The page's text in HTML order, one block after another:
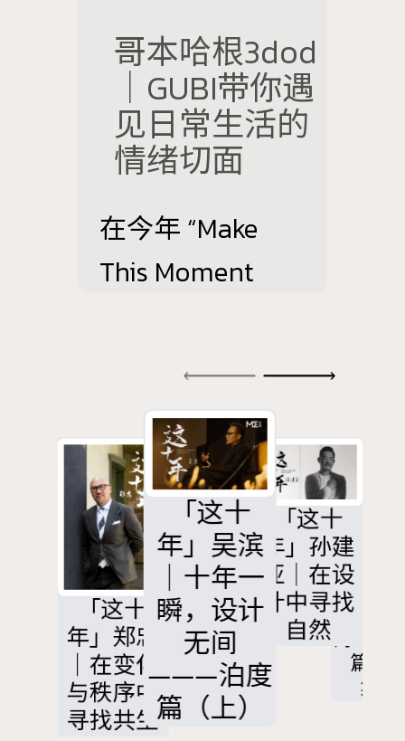
哥本哈根3dod
｜GUBI带你遇
见日常生活的
情绪切面
在今年 “Make
This Moment
览化为生活的
剧场，用家具
和空间定格日
常生活中动人
的当下。
&李红伟
｜道法自
——泊度
「这十
年」郑忠
｜在变化
与秩序中
寻找共生
「这十
年」吴滨
｜十年一
瞬，设计
无间
———泊度
篇（上）
「这十
年」孙建
亚｜在设
计中寻找
自然
年」
玉&李
｜道
然 归
碍——
篇（
集）